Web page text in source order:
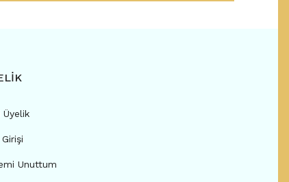
Üyelik
Unuttum